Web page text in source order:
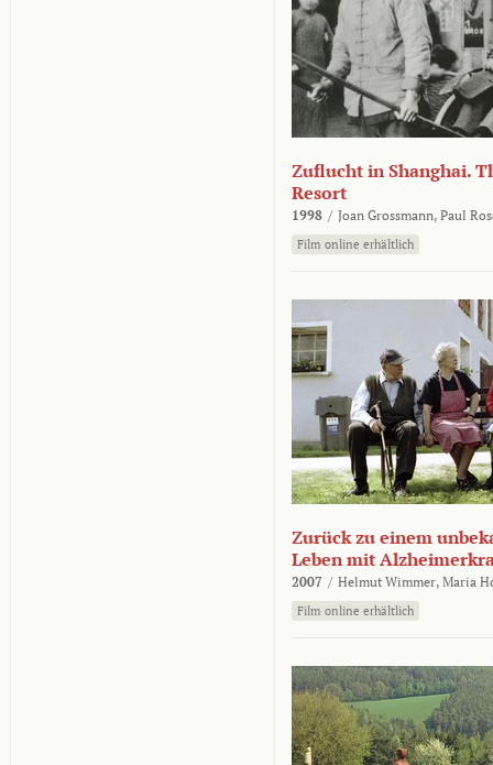
Zuflucht in Shanghai.
Resort
1998 / Joan Grossmann, Paul
Film online erhältlich
Zurück zu einem
Leben mit
2007 / Helmut Wimmer, Maria
Film online erhältlich